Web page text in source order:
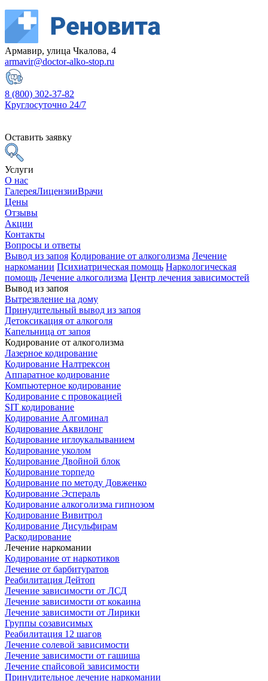
Армавир, улица Чкалова, 4
armavir@doctor-alko-stop.ru
8 (800) 302-37-82
Круглосуточно 24/7
Оставить заявку
Услуги
О нас
ГалереяЛицензииВрачи
Цены
Отзывы
Акции
Контакты
Вопросы и ответы
Вывод из запоя Кодирование от алкоголизма Лечение
наркомании Психиатрическая помощь Наркологическая
помощь Лечение алкоголизма Центр лечения зависимостей
Вывод из запоя
Вытрезвление на дому
Принудительный вывод из запоя
Детоксикация от алкоголя
Капельница от запоя
Кодирование от алкоголизма
Лазерное кодирование
Кодирование Налтрексон
Аппаратное кодирование
Компьютерное кодирование
Кодирование с провокацией
SIT кодирование
Кодирование Алгоминал
Кодирование Аквилонг
Кодирование иглоукалыванием
Кодирование уколом
Кодирование Двойной блок
Кодирование торпедо
Кодирование по методу Довженко
Кодирование Эспераль
Кодирование алкоголизма гипнозом
Кодирование Вивитрол
Кодирование Дисульфирам
Раскодирование
Лечение наркомании
Кодирование от наркотиков
Лечение от барбитуратов
Реабилитация Дейтоп
Лечение зависимости от ЛСД
Лечение зависимости от кокаина
Лечение зависимости от Лирики
Группы созависимых
Реабилитация 12 шагов
Лечение солевой зависимости
Лечение зависимости от гашиша
Лечение спайсовой зависимости
Принудительное лечение наркомании